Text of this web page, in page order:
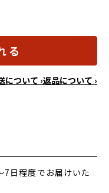
る
について ›返品について ›
7日程度でお届けいた